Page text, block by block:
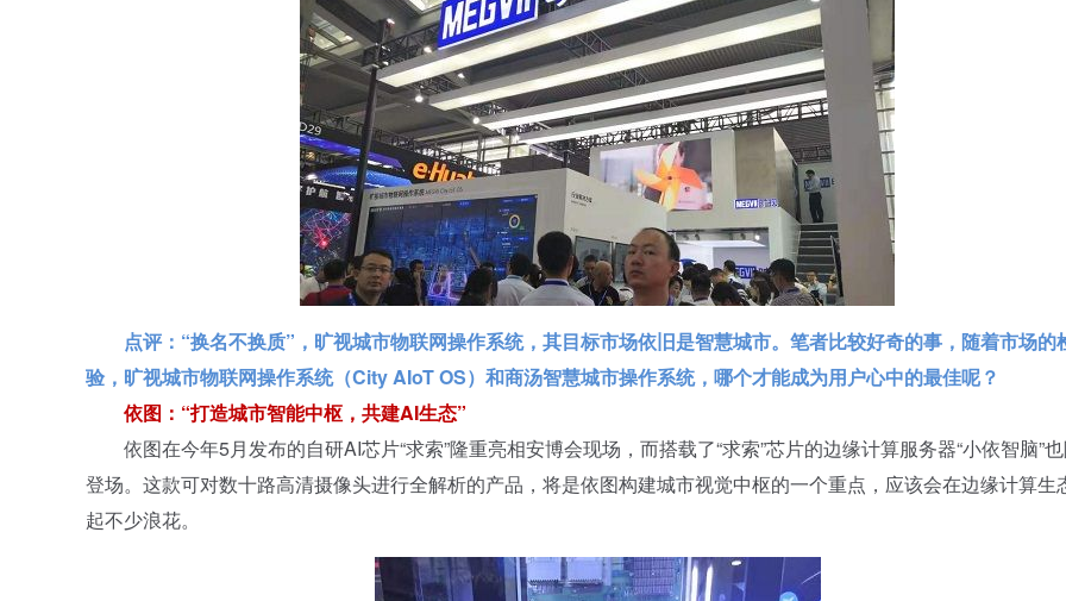
点评：“换名不换质”，旷视城市物联网操作系统，其目标市场依旧是智慧城市。笔者比较好奇的事，随着市场的
验，旷视城市物联网操作系统（City AIoT OS）和商汤智慧城市操作系统，哪个才能成为用户心中的最佳呢？
依图：“打造城市智能中枢，共建AI生态”
依图在今年5月发布的自研AI芯片“求索”隆重亮相安博会现场，而搭载了“求索”芯片的边缘计算服务器“小依智脑”
登场。这款可对数十路高清摄像头进行全解析的产品，将是依图构建城市视觉中枢的一个重点，应该会在边缘计算生
起不少浪花。